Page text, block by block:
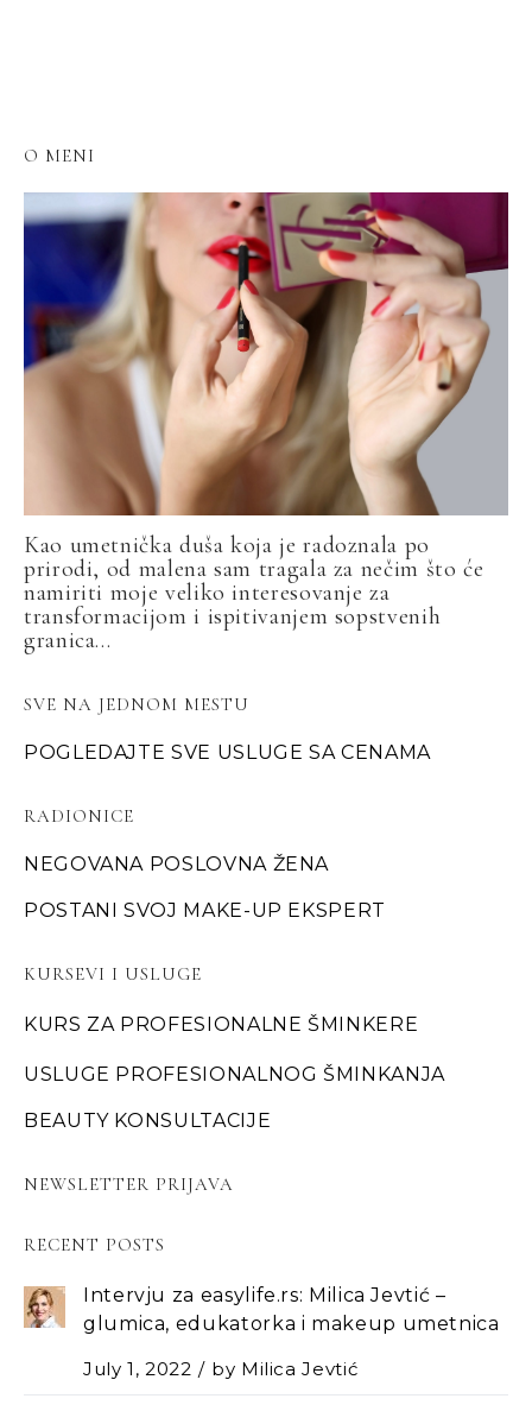
O MENI
Kao umetnička duša koja je radoznala po
prirodi, od malena sam tragala za nečim što će
namiriti moje veliko interesovanje za
transformacijom i ispitivanjem sopstvenih
granica...
SVE NA JEDNOM MESTU
POGLEDAJTE SVE USLUGE SA CENAMA
RADIONICE
NEGOVANA POSLOVNA ŽENA
POSTANI SVOJ MAKE-UP EKSPERT
KURSEVI I USLUGE
KURS ZA PROFESIONALNE ŠMINKERE
USLUGE PROFESIONALNOG ŠMINKANJA
BEAUTY KONSULTACIJE
NEWSLETTER PRIJAVA
RECENT POSTS
Intervju za easylife.rs: Milica Jevtić –
glumica, edukatorka i makeup umetnica
July 1, 2022
by Milica Jevtić